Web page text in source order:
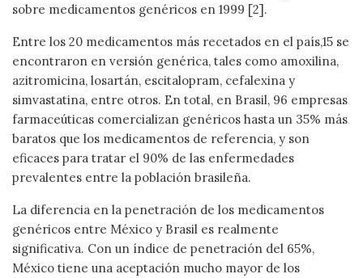
sobre medicamentos genéricos en 1999 [2].
Entre los 20 medicamentos más recetados en el país,15 se
encontraron en versión genérica, tales como amoxilina,
azitromicina, losartán, escitalopram, cefalexina y
simvastatina, entre otros. En total, en Brasil, 96 empresas
farmaceúticas comercializan genéricos hasta un 35% más
baratos que los medicamentos de referencia, y son
eficaces para tratar el 90% de las enfermedades
prevalentes entre la población brasileña.
La diferencia en la penetración de los medicamentos
genéricos entre México y Brasil es realmente
significativa. Con un índice de penetración del 65%,
México tiene una aceptación mucho mayor de los